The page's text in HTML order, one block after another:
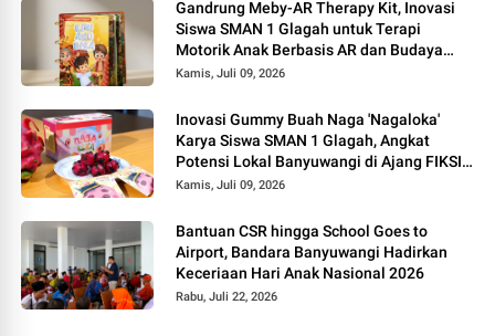
Gandrung Meby-AR Therapy Kit, Inovasi
Siswa SMAN 1 Glagah untuk Terapi
Motorik Anak Berbasis AR dan Budaya
Banyuwangi
Kamis, Juli 09, 2026
Inovasi Gummy Buah Naga 'Nagaloka'
Karya Siswa SMAN 1 Glagah, Angkat
Potensi Lokal Banyuwangi di Ajang FIKSI
2026
Kamis, Juli 09, 2026
Bantuan CSR hingga School Goes to
Airport, Bandara Banyuwangi Hadirkan
Keceriaan Hari Anak Nasional 2026
Rabu, Juli 22, 2026